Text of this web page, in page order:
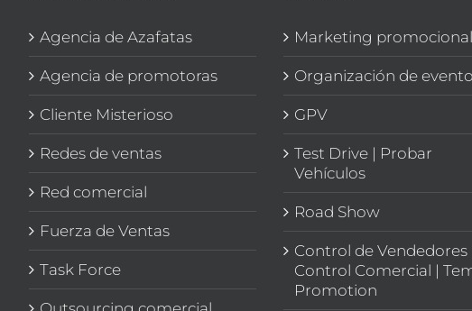
Agencia de Azafatas
Agencia de promotoras
Cliente Misterioso
Redes de ventas
Red comercial
Fuerza de Ventas
Task Force
Marketing promocional
Organización de
GPV
Test Drive | Probar
Vehículos
Road Show
Control de Vendedores
Control Comercial |
Promotion